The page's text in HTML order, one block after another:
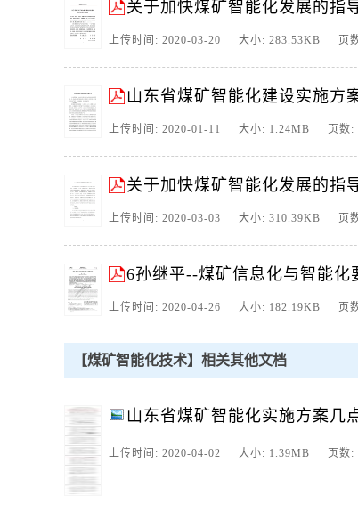
关于加快煤矿智能化发展的指
上传时间: 2020-03-20 大小: 283.53KB 页
山东省煤矿智能化建设实施方
上传时间: 2020-01-11 大小: 1.24MB 页数:
关于加快煤矿智能化发展的指
上传时间: 2020-03-03 大小: 310.39KB 页
6孙继平--煤矿信息化与智能化
上传时间: 2020-04-26 大小: 182.19KB 页
【煤矿智能化技术】相关其他文档
山东省煤矿智能化实施方案几
上传时间: 2020-04-02 大小: 1.39MB 页数: